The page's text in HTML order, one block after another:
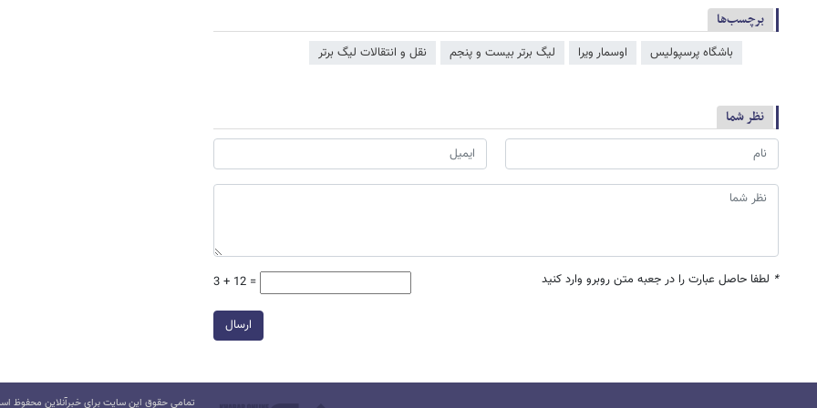
برچسب‌ها
باشگاه پرسپولیس اوسمار ویرا لیگ برتر بیست و پنجم نقل و انتقالات لیگ برتر
نظر شما
* لطفا حاصل عبارت را در جعبه متن روبرو وارد کنید 3 + 12 =
ارسال
تمامی حقوق این سایت برای خبرآنلاین محفوظ